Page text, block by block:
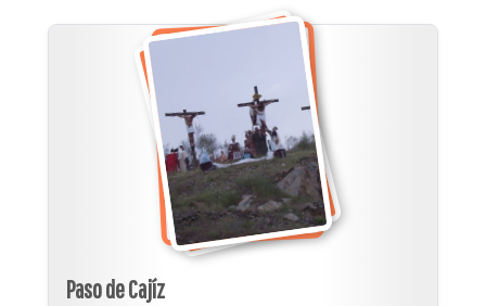
Paso de Cajíz